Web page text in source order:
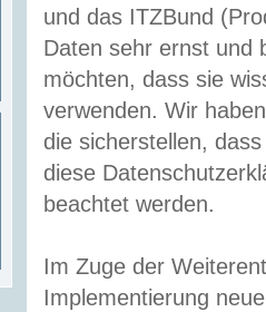
und das ITZBund
Daten sehr ernst und
möchten, dass sie
verwenden. Wir
die sicherstellen,
diese
beachtet werden.
Im Zuge der
Implementierung